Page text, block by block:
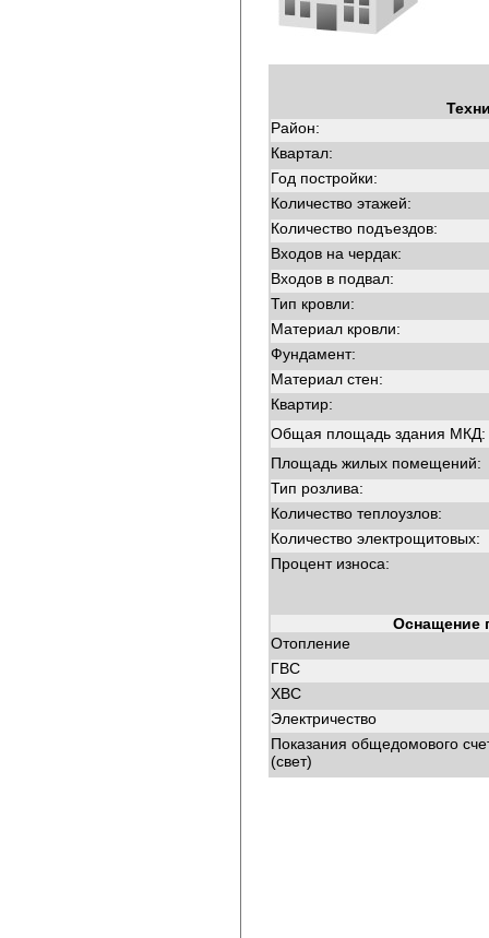
Район:
Квартал:
Год постройки:
Количество этажей:
Количество подъездов:
Входов на чердак:
Входов в подвал:
Тип кровли:
Материал кровли:
Фундамент:
Материал стен:
Квартир:
Общая площадь здания МКД:
Площадь жилых помещений:
Тип розлива:
Количество теплоузлов:
Количество электрощитовых:
Процент износа:
Оснащение
Отопление
ГВС
ХВС
Электричество
Показания общедомового
(свет)